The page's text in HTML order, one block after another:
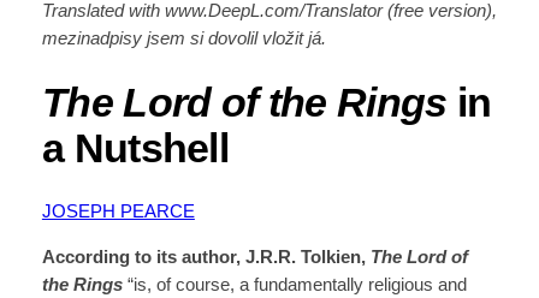
Translated with www.DeepL.com/Translator (free version),
mezinadpisy jsem si dovolil vložit já.
The Lord of the Rings in
a Nutshell
JOSEPH PEARCE
According to its author, J.R.R. Tolkien, The Lord of
the Rings“is, of course, a fundamentally religious and